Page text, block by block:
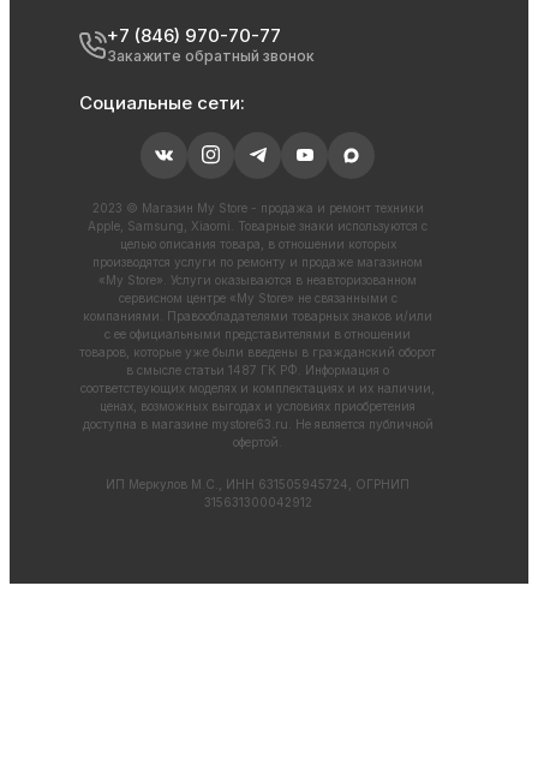
+7 (846) 970-70-77
Закажите обратный звонок
Социальные сети:
2023 © Магазин My Store - продажа и ремонт техники
Apple, Samsung, Xiaomi. Товарные знаки используются с
целью описания товара, в отношении которых
производятся услуги по ремонту и продаже магазином
«My Store». Услуги оказываются в неавторизованном
сервисном центре «My Store» не связанными с
компаниями. Правообладателями товарных знаков и/или
с ее официальными представителями в отношении
товаров, которые уже были введены в гражданский оборот
в смысле статьи 1487 ГК РФ. Информация о
соответствующих моделях и комплектациях и их наличии,
ценах, возможных выгодах и условиях приобретения
доступна в магазине mystore63.ru . Не является публичной
офертой.
ИП Меркулов М.С., ИНН 631505945724, ОГРНИП
315631300042912